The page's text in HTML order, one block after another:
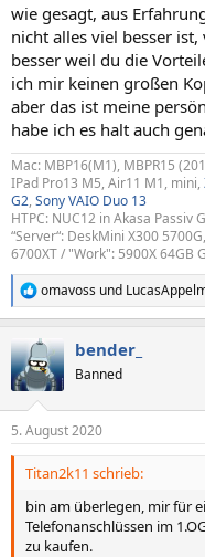
wie gesagt, aus
nicht alles viel besser
besser weil du die
ich mir keinen großen
aber das ist meine
habe ich es halt auch
Mac: MBP16(M1), MBPR15
IPad Pro13 M5, Air11 M1, mini,
G2, Sony VAIO Duo 13
HTPC: NUC12 in Akasa Passiv
“Server“: DeskMini X300
6700XT / "Work": 5900X 64GB
R
e
k
t
i
e
n
omavoss und
bender_
Banned
5. August 2020
Titan2k11 schrieb:
bin am überlegen, mir für
Telefonanschlüssen im
zu kaufen.